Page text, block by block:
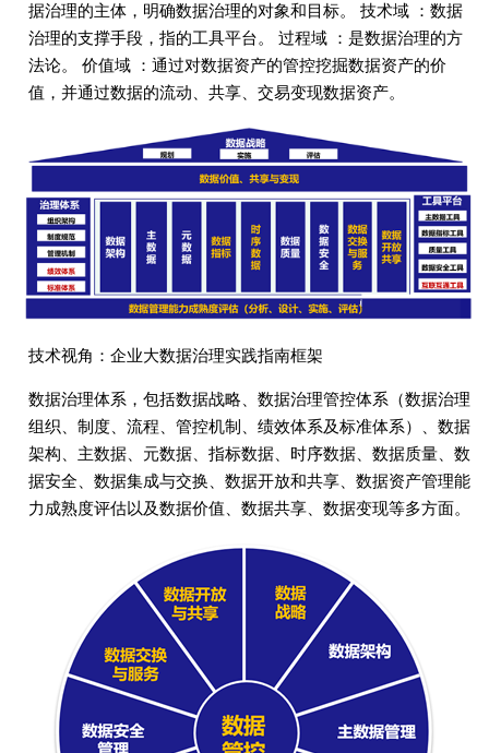
据治理的主体，明确数据治理的对象和目标。 技术域 ：数据
治理的支撑手段，指的工具平台。 过程域 ：是数据治理的方
法论。 价值域 ：通过对数据资产的管控挖掘数据资产的价
值，并通过数据的流动、共享、交易变现数据资产。
技术视角：企业大数据治理实践指南框架
数据治理体系，包括数据战略、数据治理管控体系（数据治理
组织、制度、流程、管控机制、绩效体系及标准体系）、数据
架构、主数据、元数据、指标数据、时序数据、数据质量、数
据安全、数据集成与交换、数据开放和共享、数据资产管理能
力成熟度评估以及数据价值、数据共享、数据变现等多方面。